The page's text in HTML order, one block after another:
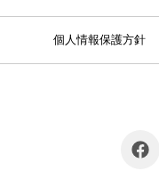
個人情報保護方針